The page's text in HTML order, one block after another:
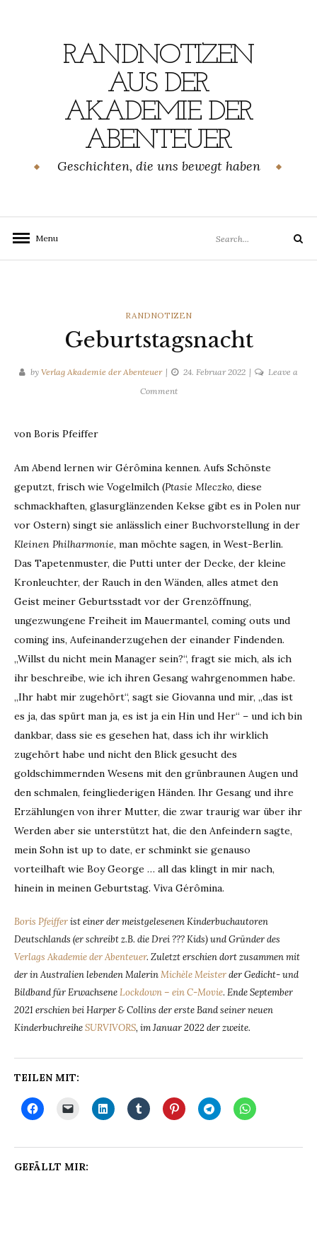
RANDNOTIZEN
AUS DER
AKADEMIE DER
ABENTEUER
Geschichten, die uns bewegt haben
Menu
for:
Search
CATEGORIES
RANDNOTIZEN
Geburtstagsnacht
by Verlag Akademie der Abenteuer 24. Februar 2022
Leave a
Commenton
von Boris Pfeiffer
Am Abend lernen wir Gérômina kennen. Aufs Schönste
geputzt, frisch wie Vogelmilch (Ptasie Mleczko, diese
schmackhaften, glasurglänzenden Kekse gibt es in Polen nur
vor Ostern) singt sie anlässlich einer Buchvorstellung in der
Kleinen Philharmonie, man möchte sagen, in West-Berlin.
Das Tapetenmuster, die Putti unter der Decke, der kleine
Kronleuchter, der Rauch in den Wänden, alles atmet den
Geist meiner Geburtsstadt vor der Grenzöffnung,
ungezwungene Freiheit im Mauermantel, coming outs und
coming ins, Aufeinanderzugehen der einander Findenden.
„Willst du nicht mein Manager sein?“, fragt sie mich, als ich
ihr beschreibe, wie ich ihren Gesang wahrgenommen habe.
„Ihr habt mir zugehört“, sagt sie Giovanna und mir, „das ist
es ja, das spürt man ja, es ist ja ein Hin und Her“ – und ich bin
dankbar, dass sie es gesehen hat, dass ich ihr wirklich
zugehört habe und nicht den Blick gesucht des
goldschimmernden Wesens mit den grünbraunen Augen und
den schmalen, feingliederigen Händen. Ihr Gesang und ihre
Erzählungen von ihrer Mutter, die zwar traurig war über ihr
Werden aber sie unterstützt hat, die den Anfeindern sagte,
mein Sohn ist up to date, er schminkt sie genauso
vorteilhaft wie Boy George … all das klingt in mir nach,
hinein in meinen Geburtstag. Viva Gérômina.
Boris Pfeifferist einer der meistgelesenen Kinderbuchautoren
Deutschlands (er schreibt z.B. die Drei ??? Kids) und Gründer des
Verlags Akademie der Abenteuer. Zuletzt erschien dort zusammen mit
der in Australien lebenden MalerinMichèle Meisterder Gedicht- und
Bildband für ErwachseneLockdown – ein C-Movie. Ende September
2021 erschien bei Harper & Collins der erste Band seiner neuen
KinderbuchreiheSURVIVORS, im Januar 2022 der zweite.
TEILEN MIT:
GEFÄLLT MIR: